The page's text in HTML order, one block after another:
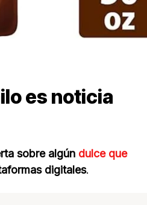
es noticia
sobre algún dulce que
digitales.